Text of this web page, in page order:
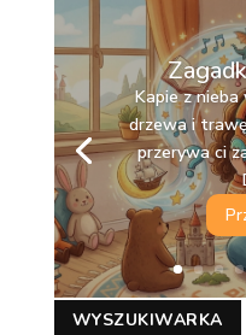
Kapie z nieba
drzewa i
przerywa ci
Biały puch z
Zbudujesz z
zabawa!
WYSZUKIWARKA